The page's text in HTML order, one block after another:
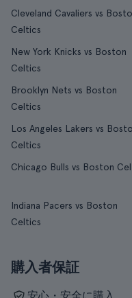
Cleveland Cavaliers vs
Celtics
New York Knicks vs Boston
Celtics
Brooklyn Nets vs Boston
Celtics
Los Angeles Lakers vs
Celtics
Chicago Bulls vs Boston
Indiana Pacers vs Boston
Celtics
購入者保証